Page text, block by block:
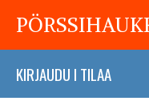
KIRJAUDU I TILAA